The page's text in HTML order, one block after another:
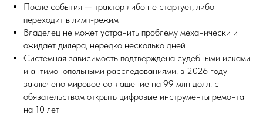
После события — трактор либо не стартует, либо
переходит в лимп-режим
Владелец не может устранить проблему механически и
ожидает дилера, нередко несколько дней
Системная зависимость подтверждена судебными исками
и антимонопольными расследованиями; в 2026 году
заключено мировое соглашение на 99 млн долл. с
обязательством открыть цифровые инструменты ремонта
на 10 лет